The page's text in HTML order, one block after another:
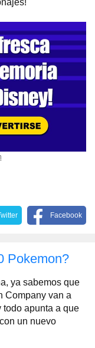
Facebook
Pokemon?
ya sabemos que
Company van a
todo apunta a que
un nuevo